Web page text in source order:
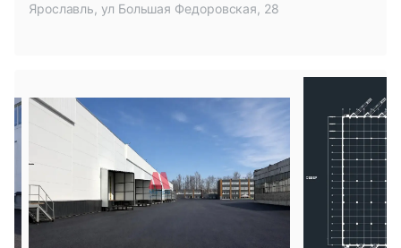
Ярославль, ул Большая Федоровская, 28